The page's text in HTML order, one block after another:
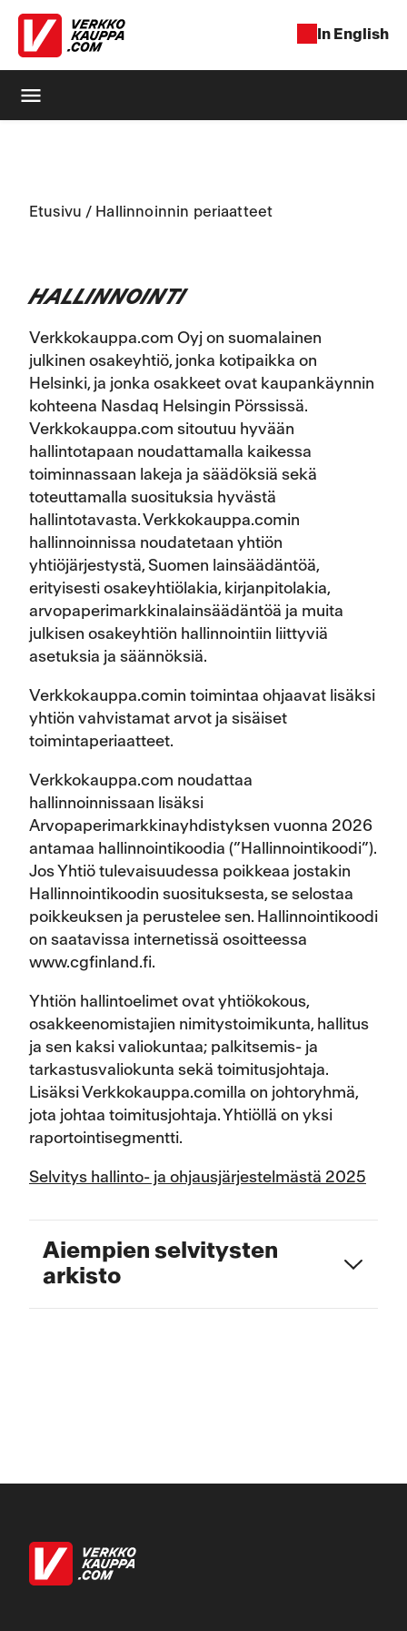
In English
menu
Etusivu / Hallinnoinnin periaatteet
HALLINNOINTI
Verkkokauppa.com Oyj on suomalainen
julkinen osakeyhtiö, jonka kotipaikka on
Helsinki, ja jonka osakkeet ovat kaupankäynnin
kohteena Nasdaq Helsingin Pörssissä.
Verkkokauppa.com sitoutuu hyvään
hallintotapaan noudattamalla kaikessa
toiminnassaan lakeja ja säädöksiä sekä
toteuttamalla suosituksia hyvästä
hallintotavasta. Verkkokauppa.comin
hallinnoinnissa noudatetaan yhtiön
yhtiöjärjestystä, Suomen lainsäädäntöä,
erityisesti osakeyhtiölakia, kirjanpitolakia,
arvopaperimarkkinalainsäädäntöä ja muita
julkisen osakeyhtiön hallinnointiin liittyviä
asetuksia ja säännöksiä.
Verkkokauppa.comin toimintaa ohjaavat lisäksi
yhtiön vahvistamat arvot ja sisäiset
toimintaperiaatteet.
Verkkokauppa.com noudattaa
hallinnoinnissaan lisäksi
Arvopaperimarkkinayhdistyksen vuonna 2026
antamaa hallinnointikoodia (”Hallinnointikoodi”).
Jos Yhtiö tulevaisuudessa poikkeaa jostakin
Hallinnointikoodin suosituksesta, se selostaa
poikkeuksen ja perustelee sen. Hallinnointikoodi
on saatavissa internetissä osoitteessa
www.cgfinland.fi.
Yhtiön hallintoelimet ovat yhtiökokous,
osakkeenomistajien nimitystoimikunta, hallitus
ja sen kaksi valiokuntaa; palkitsemis- ja
tarkastusvaliokunta sekä toimitusjohtaja.
Lisäksi Verkkokauppa.comilla on johtoryhmä,
jota johtaa toimitusjohtaja. Yhtiöllä on yksi
raportointisegmentti.
Selvitys hallinto- ja ohjausjärjestelmästä 2025
Aiempien selvitysten
arkisto
add